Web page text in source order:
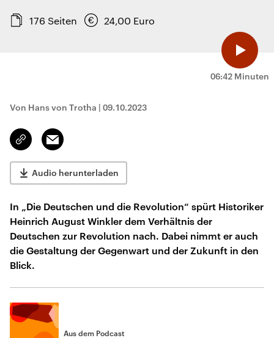
06:42 Minuten
176 Seiten 24,00 Euro
Von Hans von Trotha | 09.10.2023
Link
kopieren/teilen
Email
Audio herunterladen
In „Die Deutschen und die Revolution“ spürt Historiker
Heinrich August Winkler dem Verhältnis der
Deutschen zur Revolution nach. Dabei nimmt er auch
die Gestaltung der Gegenwart und der Zukunft in den
Blick.
Aus dem Podcast